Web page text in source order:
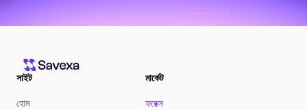
সাইট
হোম
মার্কেট
ফরেক্স